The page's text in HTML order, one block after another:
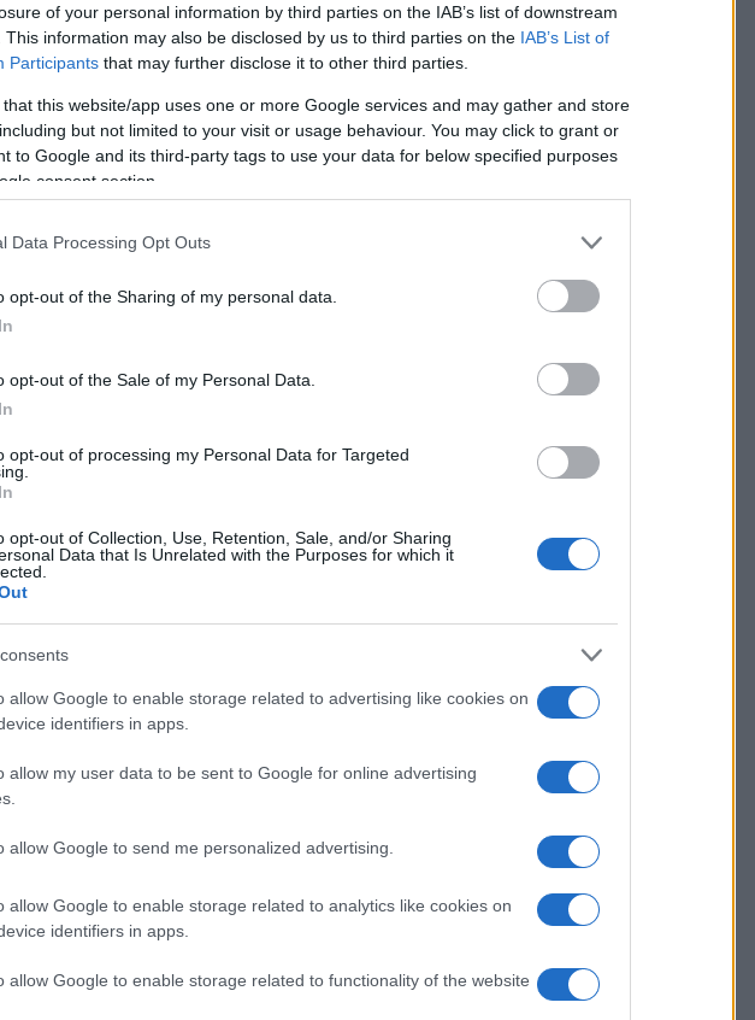
of your personal information by third parties on the IAB’s list of downstream
This information may also be disclosed by us to third parties on the IAB’s List of
Participants that may further disclose it to other third parties.
that this website/app uses one or more Google services and may gather and store
but not limited to your visit or usage behaviour. You may click to grant or
to Google and its third-party tags to use your data for below specified purposes
consent section.
Data Processing Opt Outs
opt-out of the Sharing of my personal data.
opt-out of the Sale of my Personal Data.
opt-out of processing my Personal Data for Targeted
opt-out of Collection, Use, Retention, Sale, and/or Sharing
Data that Is Unrelated with the Purposes for which it
allow Google to enable storage related to advertising like cookies on
identifiers in apps.
allow my user data to be sent to Google for online advertising
allow Google to send me personalized advertising.
allow Google to enable storage related to analytics like cookies on
identifiers in apps.
allow Google to enable storage related to functionality of the website
da impegni e responsabilità che iniziano
di Maria, che da tre anni assiste sua madre.
in cui si assicura che la madre prenda le
la giornata. Con un lavoro a tempo
la pausa pranzo è dedicata a controllare che
un ‘secondo turno’. Questo momento è
somministrazione dei farmaci e alle cure
e impegno, poiché garantire il benessere
professionista sanitaria, rappresenta un